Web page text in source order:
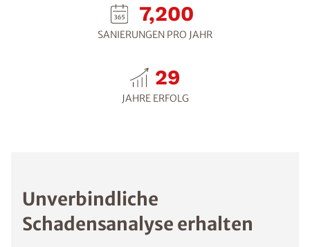
9,000
SANIERUNGEN PRO JAHR
30
JAHRE ERFOLG
Unverbindliche
Schadensanalyse erhalten